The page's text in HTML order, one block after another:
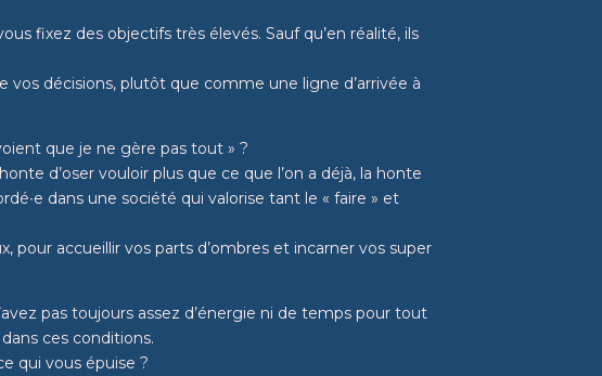
fixez des objectifs très élevés. Sauf qu’en réalité, ils
décisions, plutôt que comme une ligne d’arrivée à
que je ne gère pas tout » ?
d’oser vouloir plus que ce que l’on a déjà, la honte
dans une société qui valorise tant le « faire » et
pour accueillir vos parts d’ombres et incarner vos super
pas toujours assez d’énergie ni de temps pour tout
ces conditions.
qui vous épuise ?